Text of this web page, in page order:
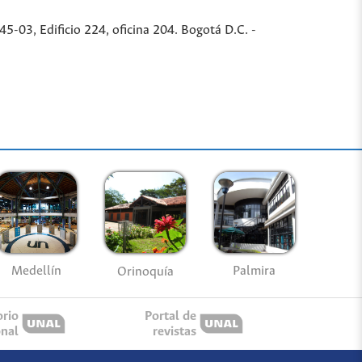
03, Edificio 224, oficina 204. Bogotá D.C. -
Medellín Orinoquía Palmira
Portal de
revistas